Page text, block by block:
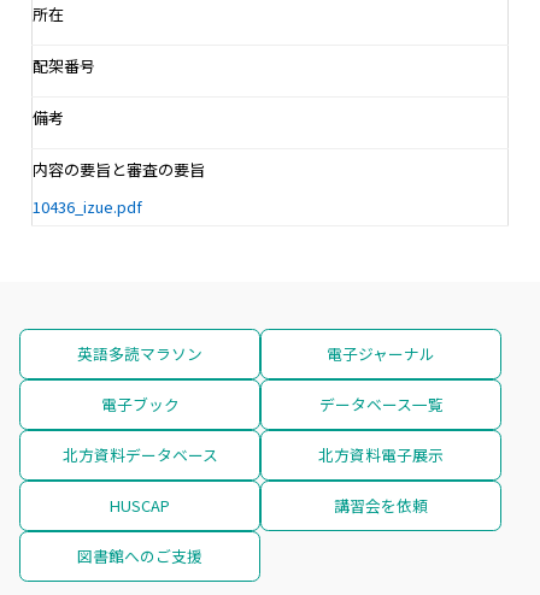
所在
配架番号
備考
内容の要旨と審査の要旨
10436_izue.pdf
英語多読マラソン 電子ジャーナル
電子ブック データベース一覧
北方資料データベース 北方資料電子展示
HUSCAP 講習会を依頼
図書館へのご支援